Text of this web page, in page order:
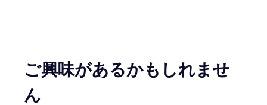
ご興味があるかもしれませ
ん